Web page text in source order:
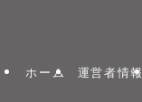
ホーム 運営者情報